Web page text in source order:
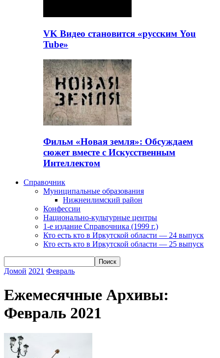
VK Видео становится «русским You
Tube»
Фильм «Новая земля»: Обсуждаем
сюжет вместе с Искусственным
Интеллектом
Справочник
Муниципальные образования
Нижнеилимский район
Конфессии
Национально-культурные центры
1-е издание Справочника (1999 г.)
Кто есть кто в Иркутской области — 24 выпуск
Кто есть кто в Иркутской области — 25 выпуск
Домой 2021 Февраль
Ежемесячные Архивы:
Февраль 2021